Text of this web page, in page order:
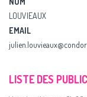
LOUVIEAUX
EMAIL
LISTE DES